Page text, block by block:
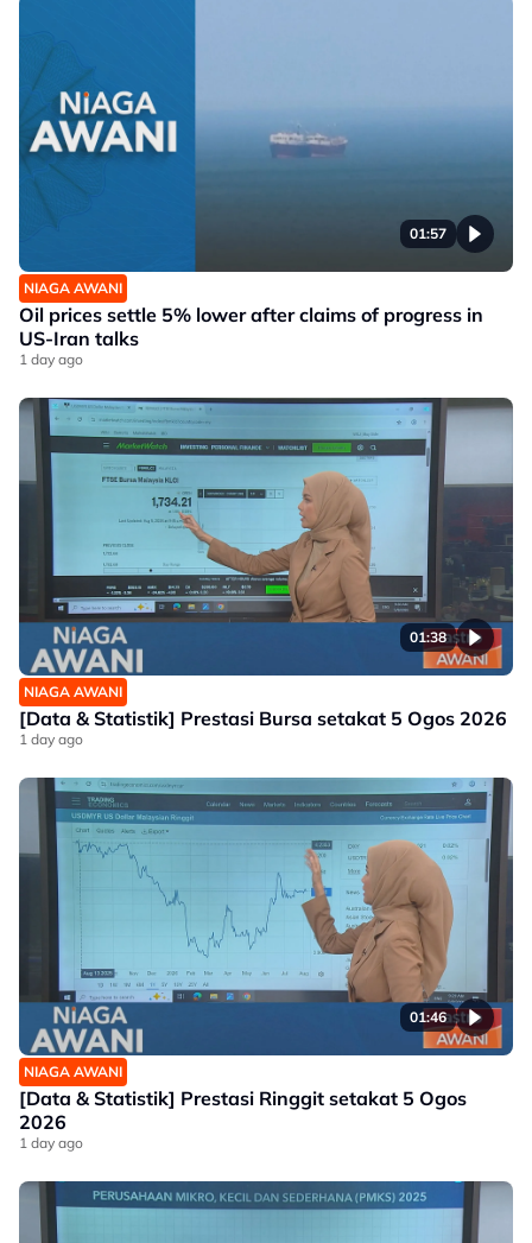
01:57
NIAGA AWANI
Oil prices settle 5% lower after claims of progress in
US-Iran talks
1 day ago
01:38
NIAGA AWANI
[Data & Statistik] Prestasi Bursa setakat 5 Ogos 2026
1 day ago
01:46
NIAGA AWANI
[Data & Statistik] Prestasi Ringgit setakat 5 Ogos
2026
1 day ago